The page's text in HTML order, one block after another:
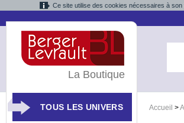
Ce site utilise des cookies nécessaires à
Accueil >
La Boutique
TOUS LES UNIVERS